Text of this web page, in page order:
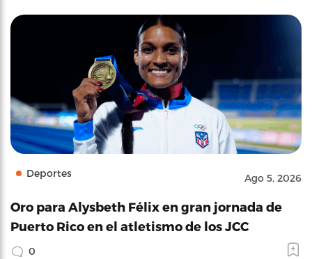
Deportes Ago 5, 2026
Oro para Alysbeth Félix en gran jornada de
Puerto Rico en el atletismo de los JCC
0